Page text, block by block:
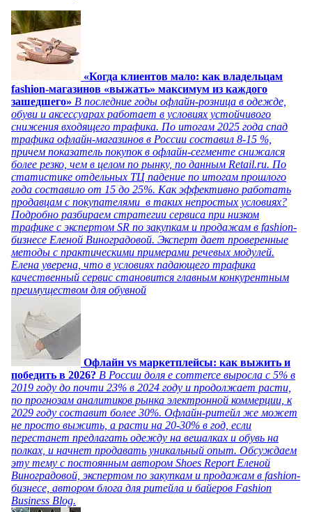
«Когда клиентов мало: как владельцам
fashion-магазинов «выжать» максимум из каждого
зашедшего» В последние годы офлайн-розница в одежде,
обуви и аксессуарах работает в условиях устойчивого
снижения входящего трафика. По итогам 2025 года спад
трафика офлайн-магазинов в России составил 8-15 %,
причем показатель покупок в офлайн-сегменте снижался
более резко, чем в целом по рынку, по данным Retail.ru. По
статистике отдельных ТЦ падение по итогам прошлого
года составило от 15 до 25%. Как эффективно работать
продавцам с покупателями в таких непростых условиях?
Подробно разбираем стратегии сервиса при низком
трафике с экспертом SR по закупкам и продажам в fashion-
бизнесе Еленой Виноградовой. Эксперт дает проверенные
методы с практическими примерами речевых модулей.
Елена уверена, что в условиях падающего трафика
качественный сервис становится главным конкурентным
преимуществом для обувной
Офлайн vs маркетплейсы: как выжить и
победить в 2026? В России доля e commerce выросла с 5% в
2019 году до почти 23% в 2024 году и продолжает расти,
по прогнозам аналитиков рынка электронной коммерции, к
2029 году составит более 30%. Офлайн-ритейл же может
не просто выжить, а расти на 20-30% в год, если
перестанет предлагать одежду на вешалках и обувь на
полках, и начнет продавать уникальный опыт. Обсуждаем
эту тему с постоянным автором Shoes Report Еленой
Виноградовой, экспертом по закупкам и продажам в fashion-
бизнесе, автором блога для ритейла и байеров Fashion
Business Blog.